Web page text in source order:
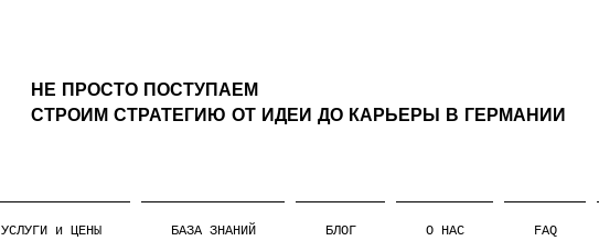
НЕ ПРОСТО ПОСТУПАЕМ
СТРОИМ СТРАТЕГИЮ ОТ ИДЕИ ДО КАРЬЕРЫ В ГЕРМАНИИ
УСЛУГИ и ЦЕНЫ БАЗА ЗНАНИЙ БЛОГ О НАС FAQ